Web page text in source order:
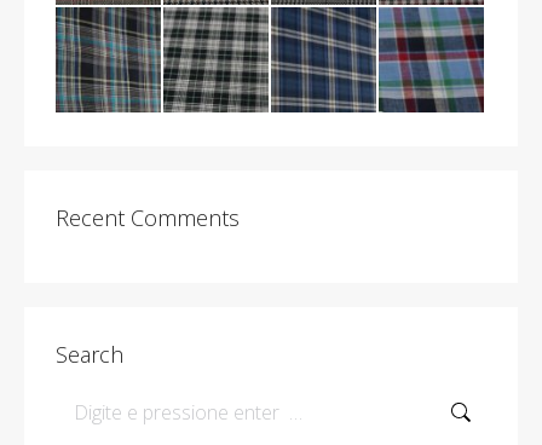
Recent Comments
Search
Search: